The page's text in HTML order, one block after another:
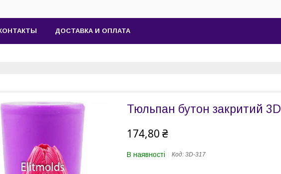
ДОСТАВКА И ОПЛАТА
Тюльпан бутон закритий 3D
174,80 ₴
В наявності Код: 3D-317